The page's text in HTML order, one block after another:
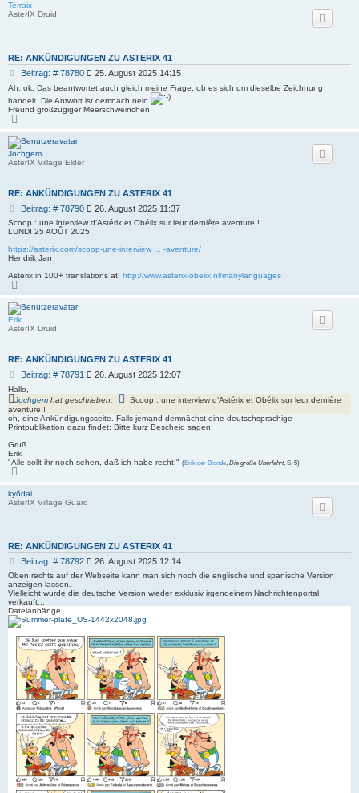
h
o
Terraix
AsterIX Druid
RE: ANKÜNDIGUNGEN ZU ASTERIX 41
Beitrag: # 78780B
t
25. August 2025 14:15
Ah, ok. Das beantwortet auch gleich meine Frage, ob es sich um dieselbe Zeichnung
handelt. Die Antwort ist demnach nein
Freund großzügiger Meerschweinchen
c
h
o
b
Jochgem
AsterIX Village Elder
RE: ANKÜNDIGUNGEN ZU ASTERIX 41
Beitrag: # 78790B
i
r
g
26. August 2025 11:37
Scoop : une interview d’Astérix et Obélix sur leur dernière aventure !
LUNDI 25 AOÛT 2025
https://asterix.com/scoop-une-interview ... -aventure/
Hendrik Jan
Asterix in 100+ translations at: http://www.asterix-obelix.nl/manylanguages
h
b
Erik
AsterIX Druid
RE: ANKÜNDIGUNGEN ZU ASTERIX 41
Beitrag: # 78791 B
i
r
a
26. August 2025 12:07
Hallo,
Jochgem hat geschrieben:
Scoop : une interview d’Astérix et Obélix sur leur dernière
aventure !
oh, eine Ankündigungsseite. Falls jemand demnächst eine deutschsprachige
Printpublikation dazu findet: Bitte kurz Bescheid sagen!
Gruß
Erik
"Alle sollt ihr noch sehen, daß ich habe recht!" (Erik der Blonde Die große Überfahrt, S. 5)
c
h
o
kyôdai
AsterIX Village Guard
RE: ANKÜNDIGUNGEN ZU ASTERIX 41
Beitrag: # 78792B
e
t
r
a
26. August 2025 12:14
Oben rechts auf der Webseite kann man sich noch die englische und spanische Version
anzeigen lassen.
Vielleicht wurde die deutsche Version wieder exklusiv irgendeinem Nachrichtenportal
verkauft...
Dateianhänge